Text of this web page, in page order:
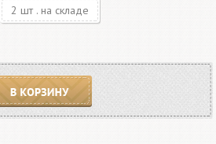
2 шт . на складе